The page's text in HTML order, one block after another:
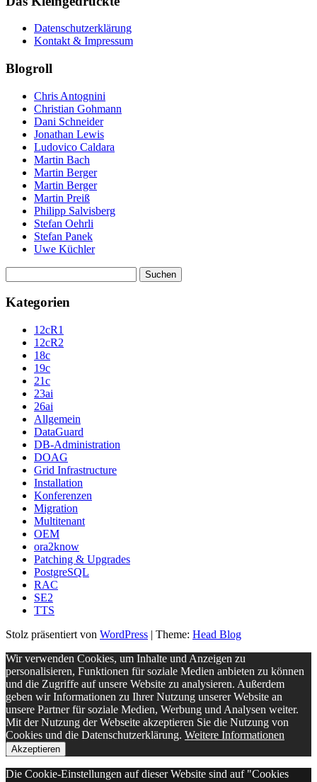
Datenschutzerklärung
Kontakt & Impressum
Blogroll
Chris Antognini
Christian Gohmann
Dani Schneider
Jonathan Lewis
Ludovico Caldara
Martin Bach
Martin Berger
Martin Berger
Martin Preiß
Philipp Salvisberg
Stefan Oehrli
Stefan Panek
Uwe Küchler
nach:
Kategorien
12cR1
12cR2
18c
19c
21c
23ai
26ai
Allgemein
DataGuard
DB-Administration
DOAG
Grid Infrastructure
Installation
Konferenzen
Migration
Multitenant
OEM
ora2know
Patching & Upgrades
PostgreSQL
RAC
SE2
TTS
Stolz präsentiert von WordPress | Theme: Head Blog
Wir verwenden Cookies, um Inhalte und Anzeigen zu
personalisieren, Funktionen für soziale Medien anbieten zu können
und die Zugriffe auf unsere Website zu analysieren. Außerdem
geben wir Informationen zu Ihrer Nutzung unserer Website an
unsere Partner für soziale Medien, Werbung und Analysen weiter.
Mit der Nutzung der Webseite akzeptieren Sie die Nutzung von
Cookies und die Datenschutzerklärung. Weitere Informationen
Akzeptieren
Die Cookie-Einstellungen auf dieser Website sind auf "Cookies